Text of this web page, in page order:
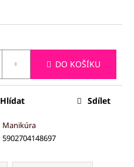
DO KOŠÍKU
Manikúra
5902704148697
Hlídat Sdílet